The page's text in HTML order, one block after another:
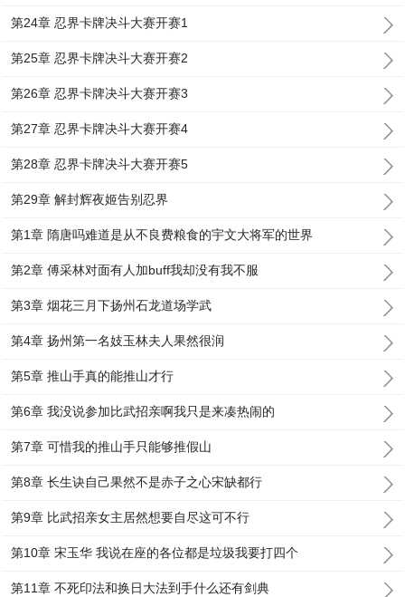
第24章 忍界卡牌决斗大赛开赛1
第25章 忍界卡牌决斗大赛开赛2
第26章 忍界卡牌决斗大赛开赛3
第27章 忍界卡牌决斗大赛开赛4
第28章 忍界卡牌决斗大赛开赛5
第29章 解封辉夜姬告别忍界
第1章 隋唐吗难道是从不良费粮食的宇文大将军的世界
第2章 傅采林对面有人加buff我却没有我不服
第3章 烟花三月下扬州石龙道场学武
第4章 扬州第一名妓玉林夫人果然很润
第5章 推山手真的能推山才行
第6章 我没说参加比武招亲啊我只是来凑热闹的
第7章 可惜我的推山手只能够推假山
第8章 长生诀自己果然不是赤子之心宋缺都行
第9章 比武招亲女主居然想要自尽这可不行
第10章 宋玉华 我说在座的各位都是垃圾我要打四个
第11章 不死印法和换日大法到手什么还有剑典